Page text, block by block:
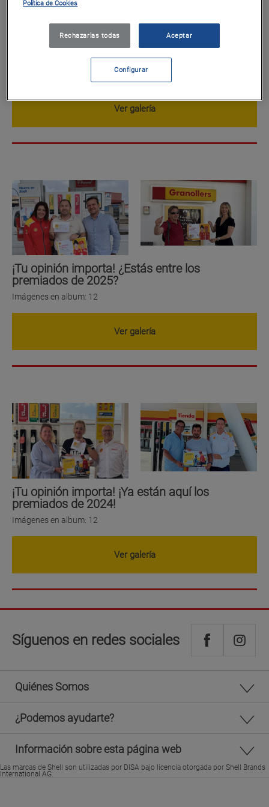
¡Tu opinión importa! ¿Estás entre los
premiados de 2026?
Ver galería
¡Tu opinión importa! ¿Estás entre los
premiados de 2025?
Imágenes en album: 12
Ver galería
¡Tu opinión importa! ¡Ya están aquí los
premiados de 2024!
Imágenes en album: 12
Ver galería
Síguenos en redes sociales
Quiénes Somos
¿Podemos ayudarte?
Información sobre esta página web
Las marcas de Shell son utilizadas por DISA bajo licencia otorgada por Shell Brands
International AG.
Política de Cookies
Rechazarlas todas Aceptar
Configurar